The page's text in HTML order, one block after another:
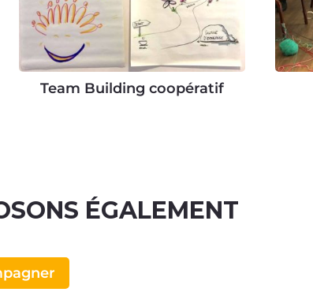
Team Building coopératif
ÉGALEMENT